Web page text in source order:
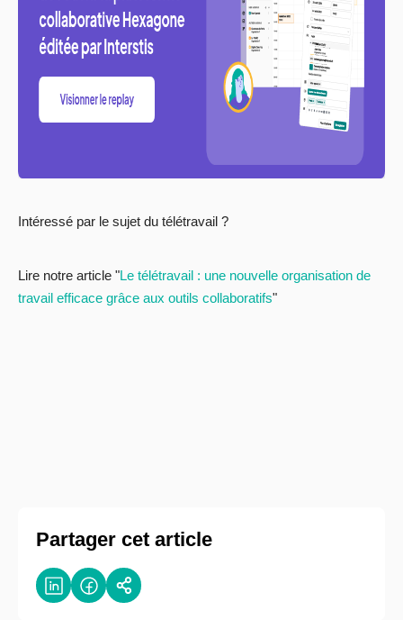
Intéressé par le sujet du télétravail ?
Lire notre article "Le télétravail : une nouvelle organisation de
travail efficace grâce aux outils collaboratifs"
Partager cet article